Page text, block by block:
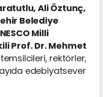
Ali Öztunç,
Belediye
Milli
Prof. Dr. Mehmet
rektörler,
edebiyatsever